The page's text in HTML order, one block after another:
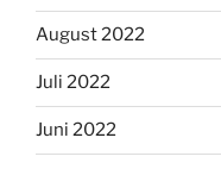
August 2022
Juli 2022
Juni 2022